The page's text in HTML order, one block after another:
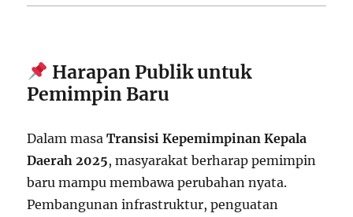
Harapan Publik untuk
Pemimpin Baru
Dalam masaTransisi Kepemimpinan Kepala
Daerah 2025, masyarakat berharap pemimpin
baru mampu membawa perubahan nyata.
Pembangunan infrastruktur, penguatan